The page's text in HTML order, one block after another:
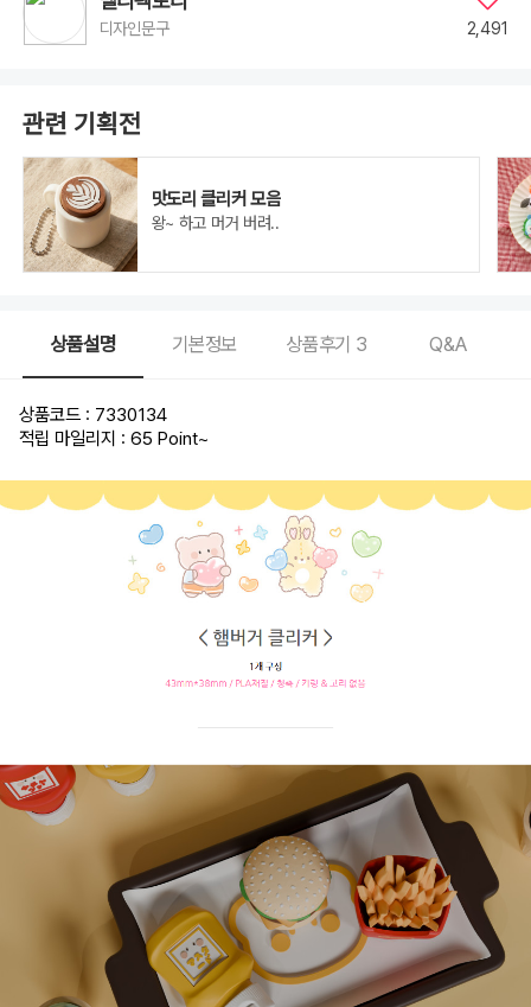
디자인문구 2,491
관련 기획전
맛도리 클리커 모음
왕~ 하고 머거 버려..
상품설명 기본정보 상품후기 3 Q&A
상품코드 : 7330134
적립 마일리지 : 65 Point~